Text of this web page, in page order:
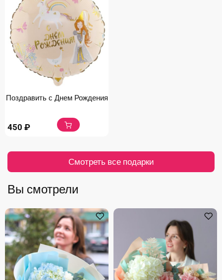
Поздравить с Днем Рождения
450 ₽
Смотреть все подарки
Вы смотрели